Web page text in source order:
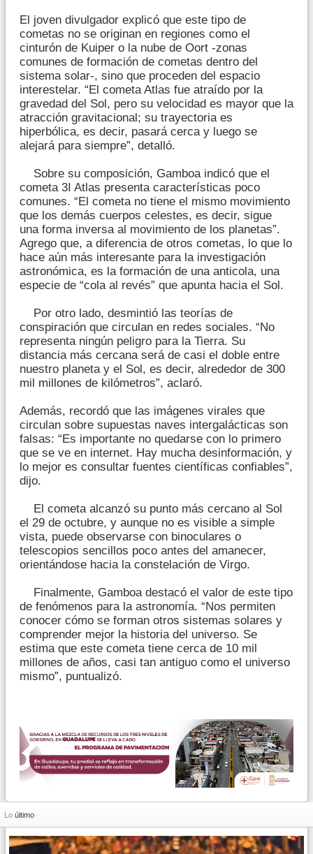
El joven divulgador explicó que este tipo de
cometas no se originan en regiones como el
cinturón de Kuiper o la nube de Oort -zonas
comunes de formación de cometas dentro del
sistema solar-, sino que proceden del espacio
interestelar. “El cometa Atlas fue atraído por la
gravedad del Sol, pero su velocidad es mayor que la
atracción gravitacional; su trayectoria es
hiperbólica, es decir, pasará cerca y luego se
alejará para siempre”, detalló.
Sobre su composición, Gamboa indicó que el
cometa 3I Atlas presenta características poco
comunes. “El cometa no tiene el mismo movimiento
que los demás cuerpos celestes, es decir, sigue
una forma inversa al movimiento de los planetas”.
Agrego que, a diferencia de otros cometas, lo que lo
hace aún más interesante para la investigación
astronómica, es la formación de una anticola, una
especie de “cola al revés” que apunta hacia el Sol.
Por otro lado, desmintió las teorías de
conspiración que circulan en redes sociales. “No
representa ningún peligro para la Tierra. Su
distancia más cercana será de casi el doble entre
nuestro planeta y el Sol, es decir, alrededor de 300
mil millones de kilómetros”, aclaró.
Además, recordó que las imágenes virales que
circulan sobre supuestas naves intergalácticas son
falsas: “Es importante no quedarse con lo primero
que se ve en internet. Hay mucha desinformación, y
lo mejor es consultar fuentes científicas confiables”,
dijo.
El cometa alcanzó su punto más cercano al Sol
el 29 de octubre, y aunque no es visible a simple
vista, puede observarse con binoculares o
telescopios sencillos poco antes del amanecer,
orientándose hacia la constelación de Virgo.
Finalmente, Gamboa destacó el valor de este tipo
de fenómenos para la astronomía. “Nos permiten
conocer cómo se forman otros sistemas solares y
comprender mejor la historia del universo. Se
estima que este cometa tiene cerca de 10 mil
millones de años, casi tan antiguo como el universo
mismo”, puntualizó.
Lo último